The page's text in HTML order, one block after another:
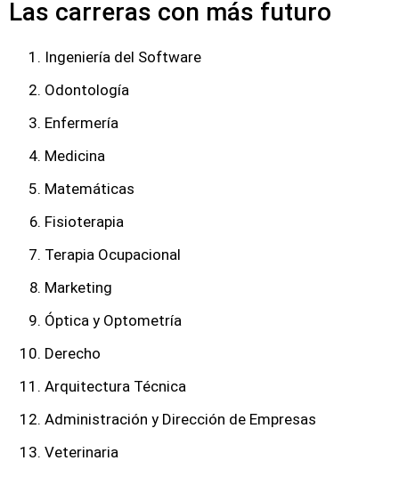
Las carreras con más futuro
Ingeniería del Software
Odontología
Enfermería
Medicina
Matemáticas
Fisioterapia
Terapia Ocupacional
Marketing
Óptica y Optometría
Derecho
Arquitectura Técnica
Administración y Dirección de Empresas
Veterinaria